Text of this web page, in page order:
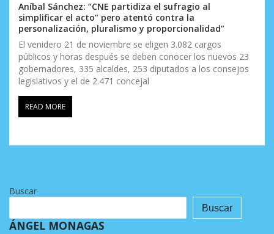
Aníbal Sánchez: “CNE partidiza el sufragio al
simplificar el acto” pero atentó contra la
personalización, pluralismo y proporcionalidad”
El venidero 21 de noviembre se eligen 3.082 cargos
públicos y horas después se deben conocer los nuevos 23
gobernadores, 335 alcaldes, 253 diputados a los consejos
legislativos y el de 2.471 concejal
READ MORE
Buscar
Buscar
ÁNGEL MONAGAS